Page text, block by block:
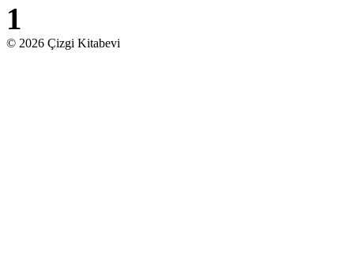
1
© 2026 Çizgi Kitabevi